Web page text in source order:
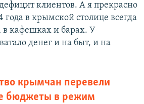
клиентов. А я прекрасно
в крымской столице всегда
в кафешках и барах. У
денег и на быт, и на
крымчан перевели
бюджеты в режим